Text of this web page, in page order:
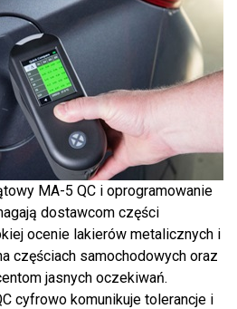
MA-5 QC i oprogramowanie
dostawcom części
ocenie lakierów metalicznych i
częściach samochodowych oraz
jasnych oczekiwań.
cyfrowo komunikuje tolerancje i